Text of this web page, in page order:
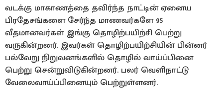
வடக்கு மாகாணத்தை தவிர்ந்த நாட்டின் ஏனைய
பிரதேசங்களை சேர்ந்த மாணவர்களே 95
வீதமானவர்கள் இங்கு தொழிற்பயிற்சி பெற்று
வருகின்றனர். இவர்கள் தொழிற்பயிற்சியின் பின்னர்
பல்வேறு நிறுவனங்களில் தொழில் வாய்ப்பினை
பெற்று சென்றுவிடுகின்றனர். பலர் வெளிநாட்டு
வேலைவாய்ப்பினையும் பெற்றுள்ளனர்.